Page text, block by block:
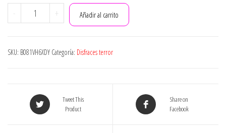
-
Angels
Princesa
Niñas
Body
Mono
+ Añadir al carrito
SKU: B081VH6XDY Categoría: Disfraces terror
Tweet This
Product
Share on
Facebook